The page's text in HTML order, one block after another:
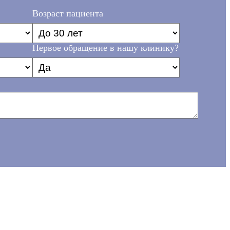
Возраст пациента
Первое обращение в нашу клинику?